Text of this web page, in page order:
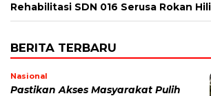
Rehabilitasi SDN 016 Serusa Rokan
BERITA TERBARU
Nasional
Pastikan Akses Masyarakat Pulih